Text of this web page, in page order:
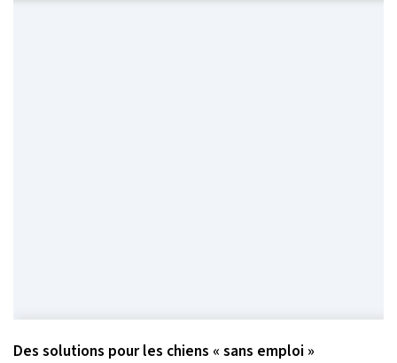
Des solutions pour les chiens « sans emploi »